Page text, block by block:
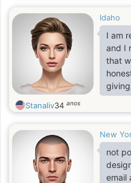
we
Idaho
I am
and I
that
Stanaliv34 anos
New
not
email